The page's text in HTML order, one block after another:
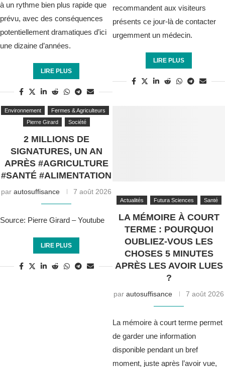
à un rythme bien plus rapide que
prévu, avec des conséquences
potentiellement dramatiques d’ici
une dizaine d’années.
LIRE PLUS
recommandent aux visiteurs
présents ce jour-là de contacter
urgemment un médecin.
LIRE PLUS
Environnement
Fermes & Agriculteurs
Pierre Girard
Société
2 MILLIONS DE
SIGNATURES, UN AN
APRÈS #AGRICULTURE
#SANTÉ #ALIMENTATION
par autosuffisance 7 août 2026
Source: Pierre Girard – Youtube
LIRE PLUS
Actualités Futura Sciences Santé
LA MÉMOIRE À COURT
TERME : POURQUOI
OUBLIEZ-VOUS LES
CHOSES 5 MINUTES
APRÈS LES AVOIR LUES
?
par autosuffisance 7 août 2026
La mémoire à court terme permet
de garder une information
disponible pendant un bref
moment, juste après l’avoir vue,